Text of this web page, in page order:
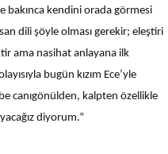
bakınca kendini orada görmesi
dili şöyle olması gerekir; eleştiri
ama nasihat anlayana ilk
bugün kızım Ece’yle
canıgönülden, kalpten özellikle
diyorum.”